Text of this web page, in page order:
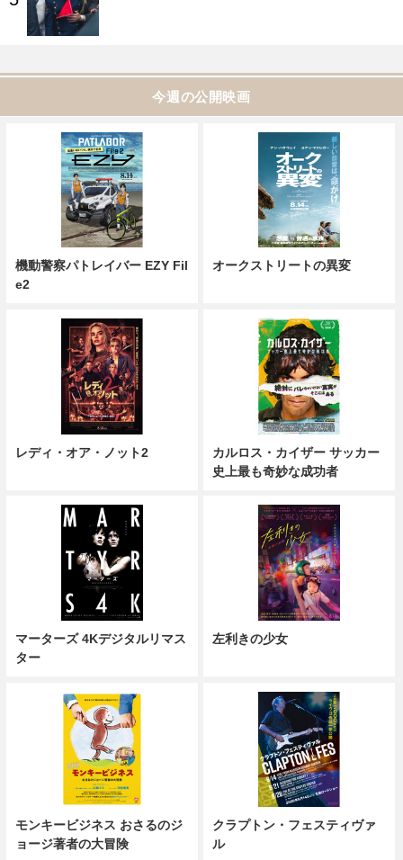
今週の公開映画
機動警察パトレイバー EZY Fil
e2
オークストリートの異変
レディ・オア・ノット2
カルロス・カイザー サッカー
史上最も奇妙な成功者
マーターズ 4Kデジタルリマス
ター
左利きの少女
モンキービジネス おさるのジ
ョージ著者の大冒険
クラプトン・フェスティヴァ
ル